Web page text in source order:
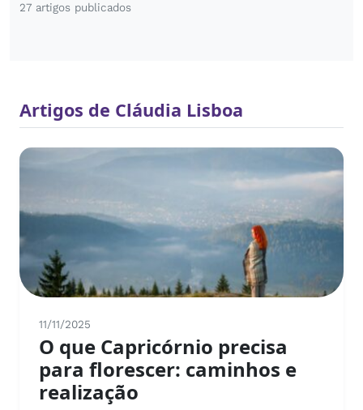
27 artigos publicados
Artigos de Cláudia Lisboa
11/11/2025
O que Capricórnio precisa
para florescer: caminhos e
realização